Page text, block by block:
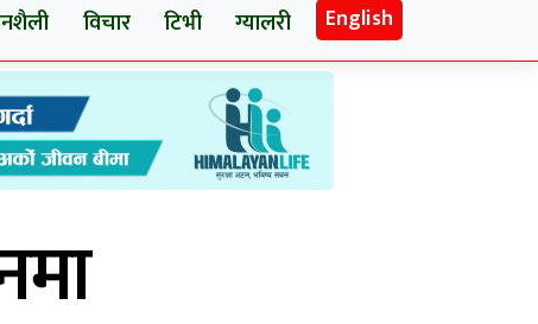
विचार टिभी ग्यालरी English